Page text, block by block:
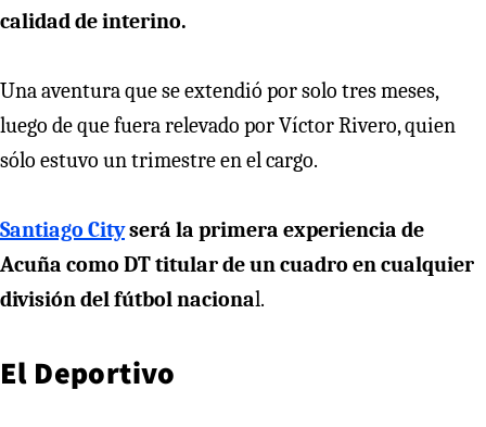
calidad de interino.
Una aventura que se extendió por solo tres meses,
luego de que fuera relevado por Víctor Rivero, quien
sólo estuvo un trimestre en el cargo.
Santiago Cityserá la primera experiencia de
Acuña como DT titular de un cuadro en cualquier
división del fútbol nacional.
El Deportivo